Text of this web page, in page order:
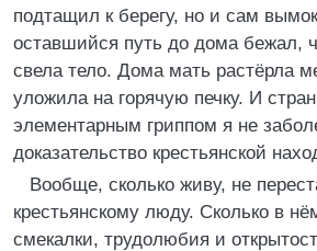
подтащил к берегу, но и сам
оставшийся путь до дома бежал,
свела тело. Дома мать растёрла
уложила на горячую печку. И
элементарным гриппом я не
доказательство крестьянской
Вообще, сколько живу, не
крестьянскому люду. Сколько в
смекалки, трудолюбия и